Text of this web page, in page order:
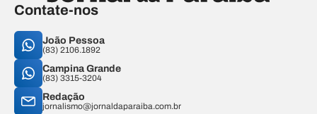
Contate-nos
João Pessoa
(83) 2106.1892
Campina Grande
(83) 3315-3204
Redação
jornalismo@jornaldaparaiba.com.br